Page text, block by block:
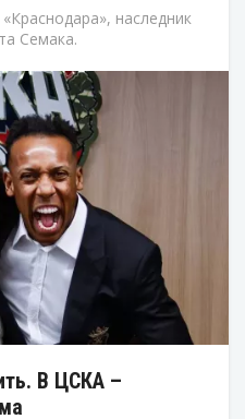
наследник
Семака.
В ЦСКА –